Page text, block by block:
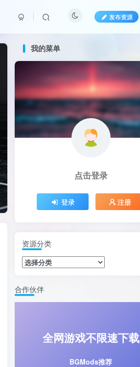
发布资源
我的菜单
点击登录
登录 注册
资源分类
合作伙伴
全网游戏不限速下载
BGMods推荐